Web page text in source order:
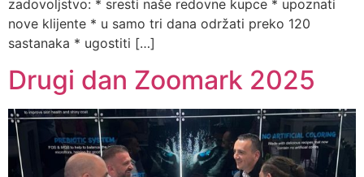
zadovoljstvo: * sresti naše redovne kupce * upoznati
nove klijente * u samo tri dana održati preko 120
sastanaka * ugostiti […]
Drugi dan Zoomark 2025